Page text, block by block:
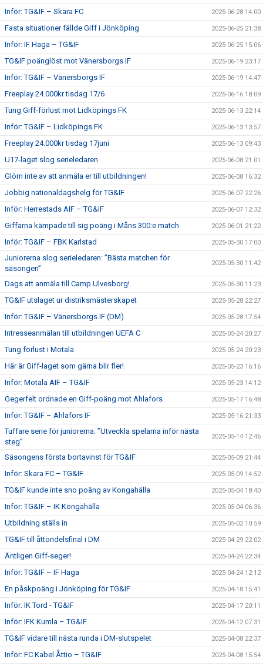
Inför: TG&IF – Skara FC 2025-06-28 14:00
Fasta situationer fällde Giff i Jönköping 2025-06-25 21:38
Inför: IF Haga – TG&IF 2025-06-25 15:06
TG&IF poänglöst mot Vänersborgs IF 2025-06-19 23:17
Inför: TG&IF – Vänersborgs IF 2025-06-19 14:47
Freeplay 24.000kr tisdag 17/6 2025-06-16 18:09
Tung Giff-förlust mot Lidköpings FK 2025-06-13 22:14
Inför: TG&IF – Lidköpings FK 2025-06-13 13:57
Freeplay 24.000kr tisdag 17juni 2025-06-13 09:43
U17-laget slog serieledaren 2025-06-08 21:01
Glöm inte av att anmäla er till utbildningen! 2025-06-08 16:32
Jobbig nationaldagshelg för TG&IF 2025-06-07 22:26
Inför: Herrestads AIF – TG&IF 2025-06-07 12:32
Giffarna kämpade till sig poäng i Måns 300:e match 2025-06-01 21:22
Inför: TG&IF – FBK Karlstad 2025-05-30 17:00
Juniorerna slog serieledaren: ”Bästa matchen för
säsongen”
2025-05-30 11:42
Dags att anmäla till Camp Ulvesborg! 2025-05-30 11:23
TG&IF utslaget ur distriksmästerskapet 2025-05-28 22:27
Inför: TG&IF – Vänersborgs IF (DM) 2025-05-28 17:54
Intresseanmälan till utbildningen UEFA C 2025-05-24 20:27
Tung förlust i Motala 2025-05-24 20:23
Här är Giff-laget som gärna blir fler! 2025-05-23 16:16
Inför: Motala AIF – TG&IF 2025-05-23 14:12
Gegerfelt ordnade en Giff-poäng mot Ahlafors 2025-05-17 16:48
Inför: TG&IF – Ahlafors IF 2025-05-16 21:33
Tuffare serie för juniorerna: ”Utveckla spelarna inför nästa
steg”
2025-05-14 12:46
Säsongens första bortavinst för TG&IF 2025-05-09 21:44
Inför: Skara FC – TG&IF 2025-05-09 14:52
TG&IF kunde inte sno poäng av Kongahälla 2025-05-04 18:40
Inför: TG&IF – IK Kongahälla 2025-05-04 06:36
Utbildning ställs in 2025-05-02 10:59
TG&IF till åttondelsfinal i DM 2025-04-29 22:02
Äntligen Giff-seger! 2025-04-24 22:34
Inför: TG&IF – IF Haga 2025-04-24 12:12
En påskpoäng i Jönköping för TG&IF 2025-04-18 15:41
Inför: IK Tord - TG&IF 2025-04-17 20:11
Inför: IFK Kumla – TG&IF 2025-04-12 07:31
TG&IF vidare till nästa runda i DM-slutspelet 2025-04-08 22:37
Inför: FC Kabel Åttio – TG&IF 2025-04-08 15:54